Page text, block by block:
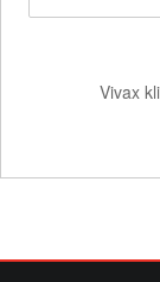
Vivax